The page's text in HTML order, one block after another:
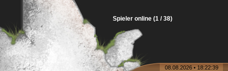
08.08.2026 • 18:22:39
Spieler online (1 / 38)